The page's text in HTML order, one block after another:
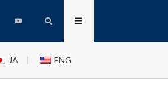
JA ENG